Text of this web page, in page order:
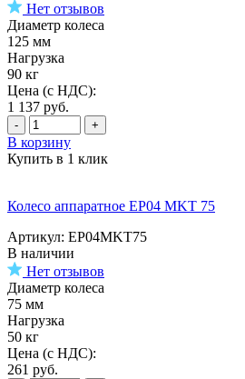
Нет отзывов
Диаметр колеса
125 мм
Нагрузка
90 кг
Цена (с НДС):
1 137 руб.
- +
В корзину
Купить в 1 клик
Колесо аппаратное EP04 MKT 75
Артикул: EP04MKT75
В наличии
Нет отзывов
Диаметр колеса
75 мм
Нагрузка
50 кг
Цена (с НДС):
261 руб.